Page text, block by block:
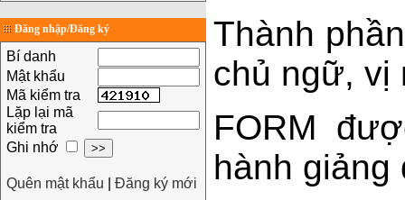
Đăng nhập/Đăng ký
Bí danh
Mật khẩu
Mã kiểm tra
Lặp lại mã
kiểm tra
Ghi nhớ
Quên mật khẩu Đăng ký mới
Thành
chủ ngữ, vị
FORM
hành giảng